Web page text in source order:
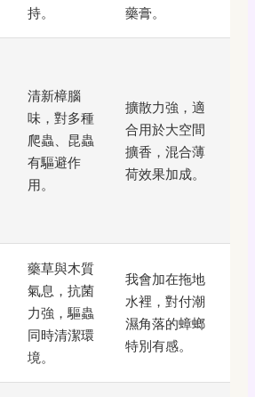
持。
藥膏。
清新樟腦
味，對多種
爬蟲、昆蟲
有驅避作
用。
擴散力強，適
合用於大空間
擴香，混合薄
荷效果加成。
藥草與木質
氣息，抗菌
力強，驅蟲
同時清潔環
境。
我會加在拖地
水裡，對付潮
濕角落的蟑螂
特別有感。